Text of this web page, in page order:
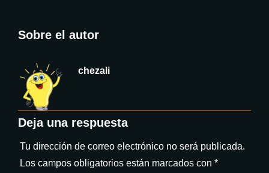
Sobre el autor
chezali
Deja una respuesta
Tu dirección de correo electrónico no será publicada.
Los campos obligatorios están marcados con *